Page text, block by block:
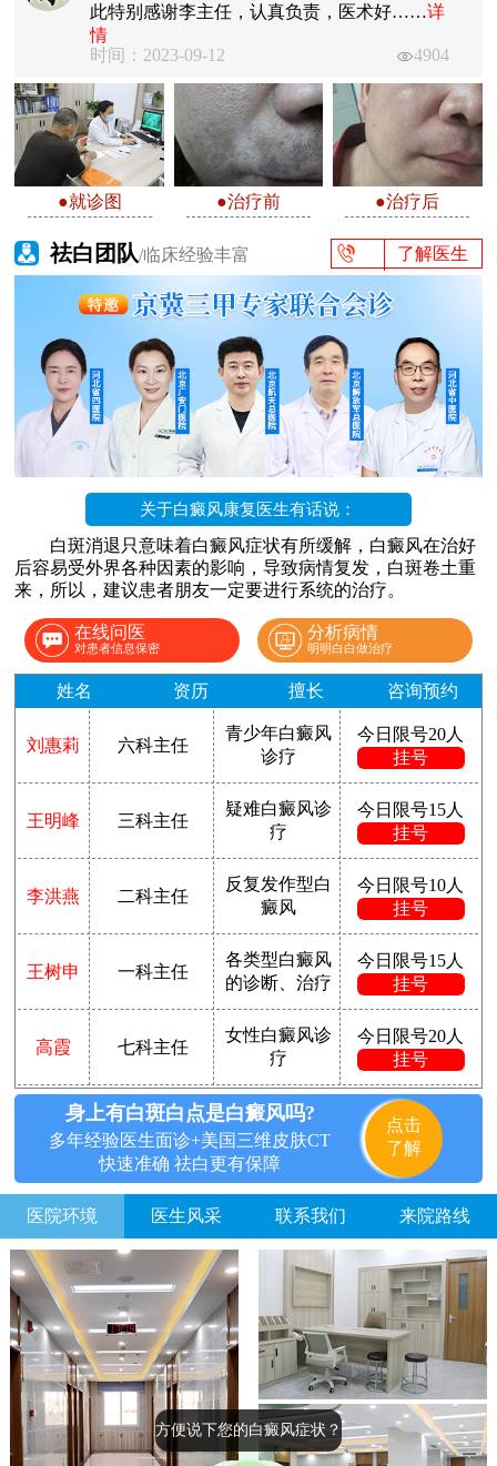
此特别感谢李主任，认真负责，医术好……详
情
时间：2023-09-12
4904
●就诊图 ●治疗前 ●治疗后
祛白团队/临床经验丰富 了解医生
关于白癜风康复医生有话说：
白斑消退只意味着白癜风症状有所缓解，白癜风在治好
后容易受外界各种因素的影响，导致病情复发，白斑卷土重
来，所以，建议患者朋友一定要进行系统的治疗。
在线问医
对患者信息保密
分析病情
明明白白做治疗
姓名 资历 擅长 咨询预约
刘惠莉 六科主任
青少年白癜风
诊疗
今日限号20人
挂号
王明峰 三科主任
疑难白癜风诊
疗
今日限号15人
挂号
李洪燕 二科主任
反复发作型白
癜风
今日限号10人
挂号
王树申 一科主任
各类型白癜风
的诊断、治疗
今日限号15人
挂号
高霞 七科主任
女性白癜风诊
疗
今日限号20人
挂号
身上有白斑白点是白癜风吗?
多年经验医生面诊+美国三维皮肤CT
快速准确 祛白更有保障
点击
了解
医院环境 医生风采 联系我们 来院路线
方便说下您的白癜风症状？